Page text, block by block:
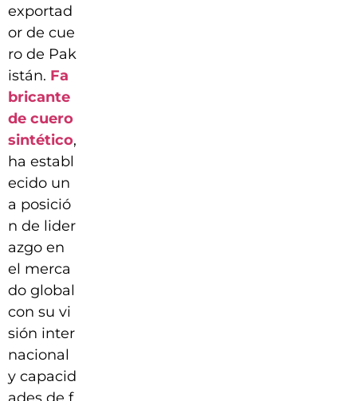
exportad
or de cue
ro de Pak
istán. Fa
bricante
de cuero
sintético,
ha establ
ecido un
a posició
n de lider
azgo en
el merca
do global
con su vi
sión inter
nacional
y capacid